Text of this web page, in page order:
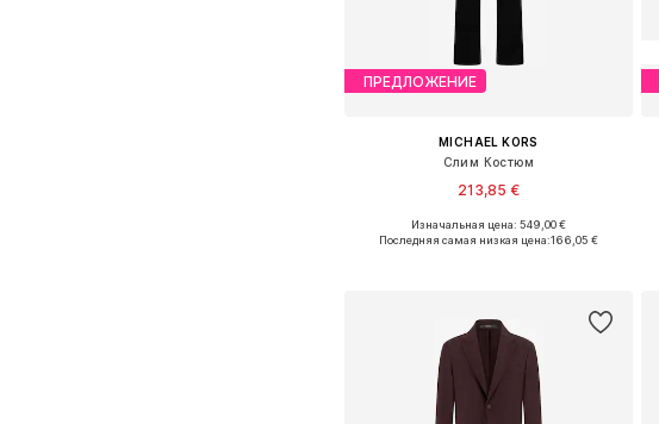
ПРЕДЛОЖЕНИЕ
MICHAEL KORS
Слим Костюм
213,85 €
Доступные размеры: 46, 48, 56, 58, 94
Изначальная цена: 549,00 €
Последняя самая низкая цена:166,05 €